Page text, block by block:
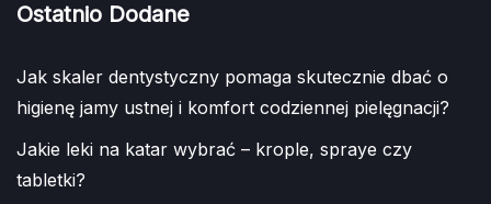
Ostatnio Dodane
Jak skaler dentystyczny pomaga skutecznie dbać o
higienę jamy ustnej i komfort codziennej pielęgnacji?
Jakie leki na katar wybrać – krople, spraye czy
tabletki?